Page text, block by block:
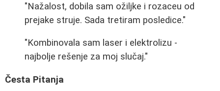
"Nažalost, dobila sam ožiljke i rozaceu od
prejake struje. Sada tretiram posledice."
"Kombinovala sam laser i elektrolizu -
najbolje rešenje za moj slučaj."
Česta Pitanja